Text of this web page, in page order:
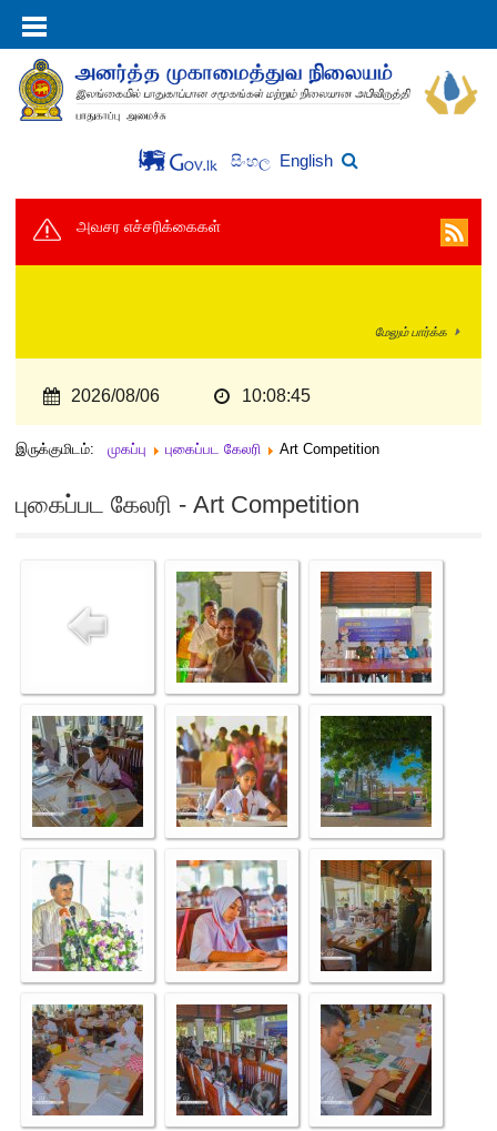
සිංහල English
அவசர எச்சரிக்கைகள்
மேலும் பார்க்க
2026/08/06 10:08:46
இருக்குமிடம்: முகப்பு புகைப்பட கேலரி Art Competition
புகைப்பட கேலரி - Art Competition